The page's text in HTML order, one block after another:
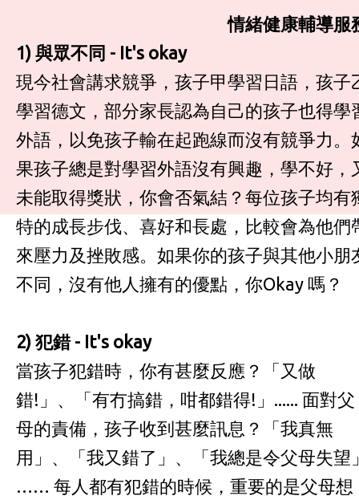
情緒健康輔導服
1) 與眾不同 - It's okay
現今社會講求競爭，孩子甲學習日語，孩子
學習德文，部分家長認為自己的孩子也得學
外語，以免孩子輸在起跑線而沒有競爭力。
果孩子總是對學習外語沒有興趣，學不好，
未能取得獎狀，你會否氣結？每位孩子均有
特的成長步伐、喜好和長處，比較會為他們
來壓力及挫敗感。如果你的孩子與其他小朋
不同，沒有他人擁有的優點，你Okay 嗎？
2) 犯錯- It's okay
當孩子犯錯時，你有甚麼反應？「又做
錯!」、「有冇搞錯，咁都錯得!」...... 面對父
母的責備，孩子收到甚麼訊息？「我真無
用」、「我又錯了」、「我總是令父母失望
…… 每人都有犯錯的時候，重要的是父母想